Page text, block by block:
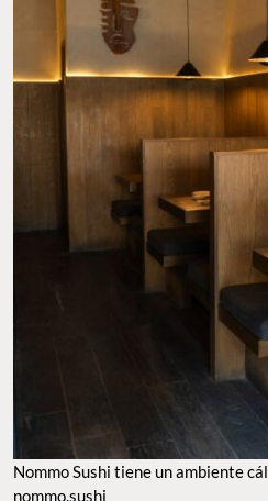
Nommo Sushi tiene un ambiente
nommo.sushi